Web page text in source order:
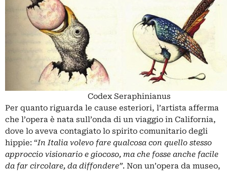
Codex Seraphinianus
Per quanto riguarda le cause esteriori, l’artista afferma
che l’opera è nata sull’onda di un viaggio in California,
dove lo aveva contagiato lo spirito comunitario degli
hippie: “In Italia volevo fare qualcosa con quello stesso
approccio visionario e giocoso, ma che fosse anche facile
da far circolare, da diffondere”. Non un’opera da museo,